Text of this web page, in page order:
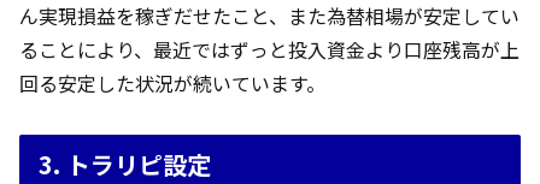
ん実現損益を稼ぎだせたこと、また為替相場が安定してい
ることにより、最近ではずっと投入資金より口座残高が上
回る安定した状況が続いています。
3. トラリピ設定